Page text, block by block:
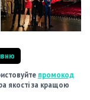
промокод
якості за кращою